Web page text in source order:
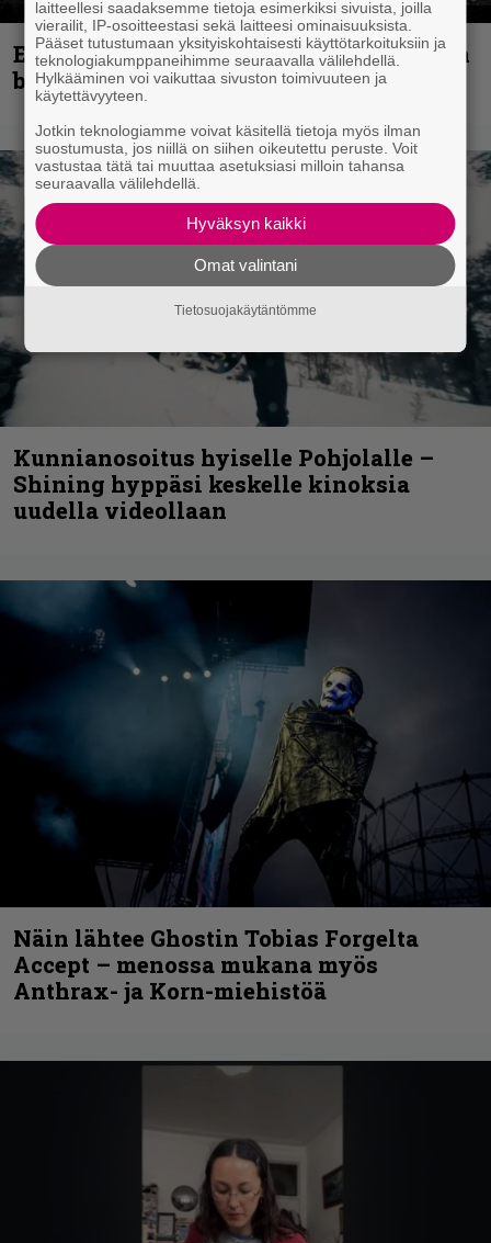
Espoon syyskuu käynnistyy kotimaisen
black metalin merkeissä
Kunnianosoitus hyiselle Pohjolalle –
Shining hyppäsi keskelle kinoksia
uudella videollaan
Näin lähtee Ghostin Tobias Forgelta
Accept – menossa mukana myös
Anthrax- ja Korn-miehistöä
laitteellesi saadaksemme tietoja esimerkiksi sivuista, joilla
vierailit, IP-osoitteestasi sekä laitteesi ominaisuuksista.
Pääset tutustumaan yksityiskohtaisesti käyttötarkoituksiin ja
teknologiakumppaneihimme seuraavalla välilehdellä.
Hylkääminen voi vaikuttaa sivuston toimivuuteen ja
käytettävyyteen.
Jotkin teknologiamme voivat käsitellä tietoja myös ilman
suostumusta, jos niillä on siihen oikeutettu peruste. Voit
vastustaa tätä tai muuttaa asetuksiasi milloin tahansa
seuraavalla välilehdellä.
Hyväksyn kaikki
Omat valintani
Tietosuojakäytäntömme